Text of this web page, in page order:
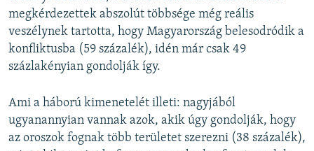
megkérdezettek abszolút többsége még reális
veszélynek tartotta, hogy Magyarország belesodró­dik a
konfliktusba (59 százalék), idén már csak 49
százlakényian gondolják így.
Ami a háború kimenetelét illeti: nagyjából
ugyanannyian vannak azok, akik úgy gondolják, hogy
az oroszok fognak több területet szerezni (38 százalék),